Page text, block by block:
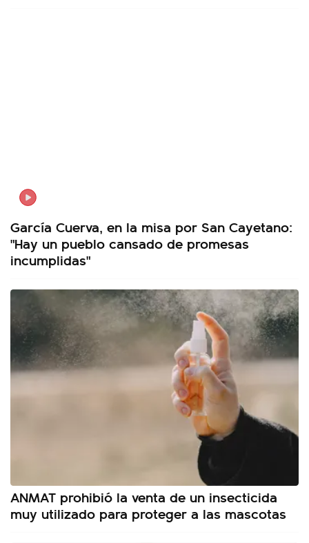
García Cuerva, en la misa por San Cayetano:
"Hay un pueblo cansado de promesas
incumplidas"
ANMAT prohibió la venta de un insecticida
muy utilizado para proteger a las mascotas